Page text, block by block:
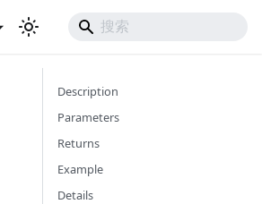
Description
Parameters
Returns
Example
Details